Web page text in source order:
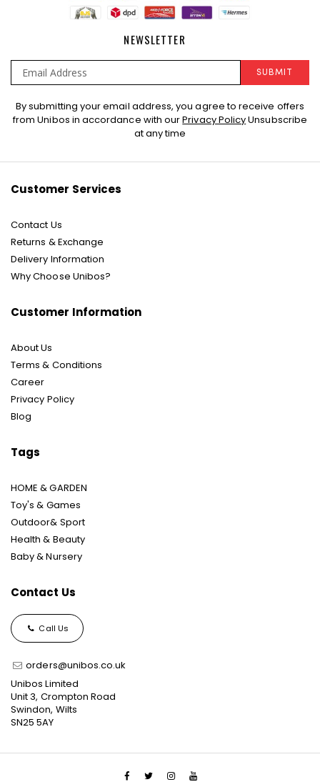
NEWSLETTER
Sign
Up
SUBMIT
By submitting your email address, you agree to receive offers
from Unibos in accordance with ourPrivacy PolicyUnsubscribe
at any time
Customer Services
Contact Us
Returns & Exchange
Delivery Information
Why Choose Unibos?
Customer Information
About Us
Terms & Conditions
Career
Privacy Policy
Blog
Tags
HOME & GARDEN
Toy's & Games
Outdoor& Sport
Health & Beauty
Baby & Nursery
Contact Us
Call Us
orders@unibos.co.uk
Unibos Limited
Unit 3, Crompton Road
Swindon, Wilts
SN25 5AY